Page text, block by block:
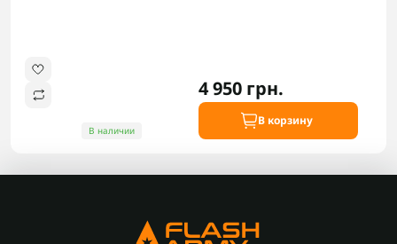
В наличии
4 950 грн.
В корзину